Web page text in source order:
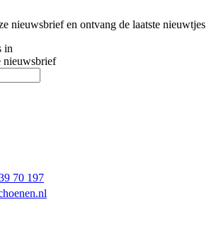
nieuwsbrief en ontvang de laatste nieuwtjes
in
nieuwsbrief
70 197